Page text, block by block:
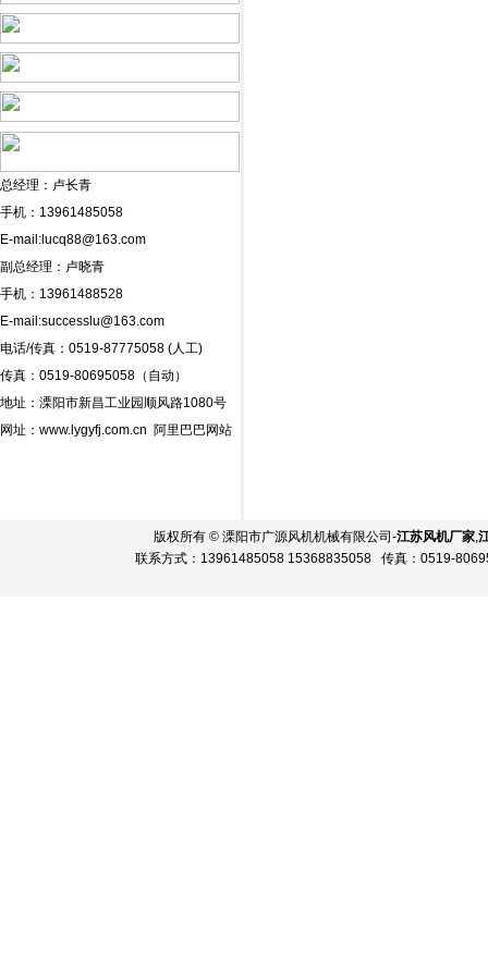
总经理：卢长青
手机：13961485058
E-mail: lucq88@163.com
副总经理：卢晓青
手机：13961488528
E-mail:successlu@163.com
电话/传真：0519-87775058 (人工)
传真：0519-80695058（自动）
地址：溧阳市新昌工业园顺风路1080号
网址：www.lygyfj.com.cn 阿里巴巴网站
版权所有 ©溧阳市广源风机机械有限公司-江苏风机厂家,
联系方式：13961485058 15368835058 传真：0519-